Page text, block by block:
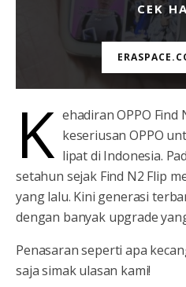
CEK
K ehadiran OPPO
keseriusan OPPO
lipat di Indonesia.
setahun sejak Find N2 Flip
yang lalu. Kini generasi
dengan banyak upgrade
Penasaran seperti apa
saja simak ulasan kami!